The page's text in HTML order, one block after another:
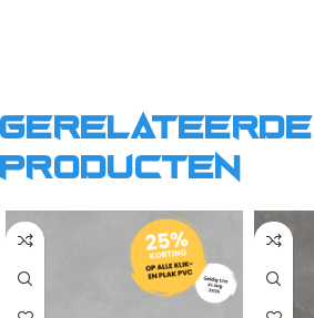
Gerelateerde
producten